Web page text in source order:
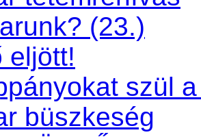
(23.)
eljött!
szül
büszkeség